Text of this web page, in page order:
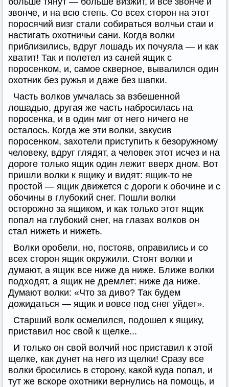
звонче, и на всю степь. Со всех сторон на этот
поросячий визг стали собираться волчьи стаи и
настигать охотничьи сани. Когда волки
приблизились, вдруг лошадь их почуяла — и как
хватит! Так и полетел из саней ящик с
поросенком, и, самое скверное, вывалился один
охотник без ружья и даже без шапки.
Часть волков умчалась за взбешенной
лошадью, другая же часть набросилась на
поросенка, и в один миг от него ничего не
осталось. Когда же эти волки, закусив
поросенком, захотели приступить к безоружному
человеку, вдруг глядят, а человек этот исчез и на
дороге только ящик один лежит вверх дном. Вот
пришли волки к ящику и видят: ящик-то не
простой — ящик движется с дороги к обочине и с
обочины в глубокий снег. Пошли волки
осторожно за ящиком, и как только этот ящик
попал на глубокий снег, на глазах волков он
стал нижеть и нижеть.
Волки оробели, но, постояв, оправились и со
всех сторон ящик окружили. Стоят волки и
думают, а ящик все ниже да ниже. Ближе волки
подходят, а ящик не дремлет: ниже да ниже.
Думают волки: «Что за диво? Так будем
дожидаться — ящик и вовсе под снег уйдет».
Старший волк осмелился, подошел к ящику,
приставил нос свой к щелке...
И только он свой волчий нос приставил к этой
щелке, как дунет на него из щелки! Сразу все
волки бросились в сторону, какой куда попал, и
тут же вскоре охотники вернулись на помощь, и